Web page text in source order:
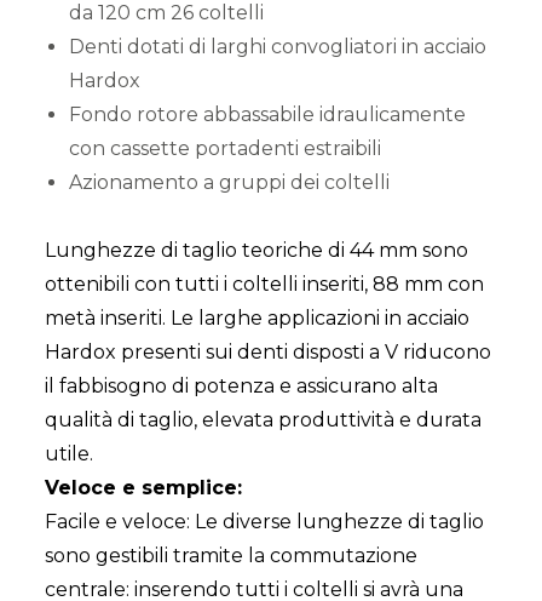
da 120 cm 26 coltelli
Denti dotati di larghi convogliatori in acciaio
Hardox
Fondo rotore abbassabile idraulicamente
con cassette portadenti estraibili
Azionamento a gruppi dei coltelli
Lunghezze di taglio teoriche di 44 mm sono
ottenibili con tutti i coltelli inseriti, 88 mm con
metà inseriti. Le larghe applicazioni in acciaio
Hardox presenti sui denti disposti a V riducono
il fabbisogno di potenza e assicurano alta
qualità di taglio, elevata produttività e durata
utile.
Veloce e semplice:
Facile e veloce: Le diverse lunghezze di taglio
sono gestibili tramite la commutazione
centrale: inserendo tutti i coltelli si avrà una